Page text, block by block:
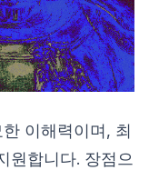
이해력이며, 최
원합니다. 장점으